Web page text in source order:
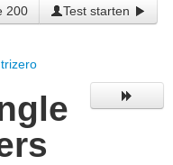
200 Test starten
trizero